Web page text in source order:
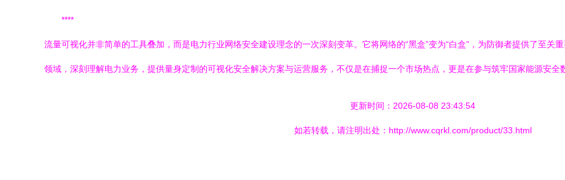
****
流量可视化并非简单的工具叠加，而是电力行业网络安全建设理念的一次深刻变革。它将网络的“黑盒”变为“白盒”，为防御者提供了至关
领域，深刻理解电力业务，提供量身定制的可视化安全解决方案与运营服务，不仅是在捕捉一个市场热点，更是在参与筑牢国家能源安全
更新时间：2026-08-08 23:43:54
如若转载，请注明出处：http://www.cqrkl.com/product/33.html